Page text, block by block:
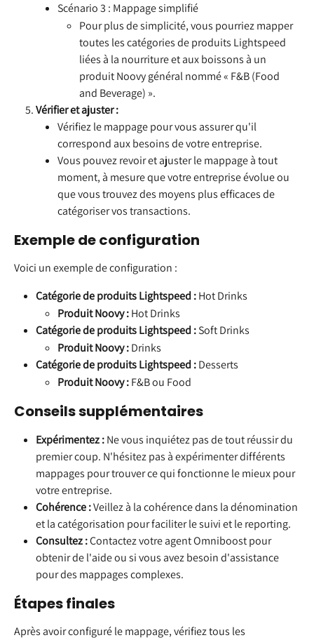
Scénario 3 : Mappage simplifié
Pour plus de simplicité, vous pourriez mapper
toutes les catégories de produits Lightspeed
liées à la nourriture et aux boissons à un
produit Noovy général nommé « F&B (Food
and Beverage) ».
Vérifier et ajuster :
Vérifiez le mappage pour vous assurer qu'il
correspond aux besoins de votre entreprise.
Vous pouvez revoir et ajuster le mappage à tout
moment, à mesure que votre entreprise évolue ou
que vous trouvez des moyens plus efficaces de
catégoriser vos transactions.
Exemple de configuration
Voici un exemple de configuration :
Catégorie de produits Lightspeed : Hot Drinks
Produit Noovy : Hot Drinks
Catégorie de produits Lightspeed : Soft Drinks
Produit Noovy : Drinks
Catégorie de produits Lightspeed : Desserts
Produit Noovy : F&B ou Food
Conseils supplémentaires
Expérimentez : Ne vous inquiétez pas de tout réussir du
premier coup. N'hésitez pas à expérimenter différents
mappages pour trouver ce qui fonctionne le mieux pour
votre entreprise.
Cohérence : Veillez à la cohérence dans la dénomination
et la catégorisation pour faciliter le suivi et le reporting.
Consultez : Contactez votre agent Omniboost pour
obtenir de l'aide ou si vous avez besoin d'assistance
pour des mappages complexes.
Étapes finales
Après avoir configuré le mappage, vérifiez tous les